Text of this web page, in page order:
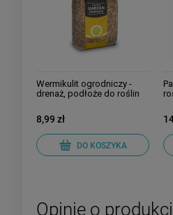
Wermikulit ogrodniczy -
drenaż, podłoże do roślin
8,99 zł
DO KOSZYKA
Opinie o